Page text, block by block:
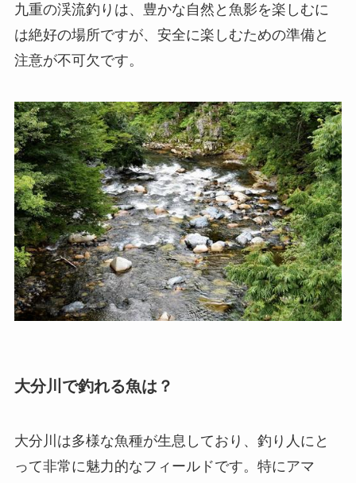
九重の渓流釣りは、豊かな自然と魚影を楽しむに
は絶好の場所ですが、安全に楽しむための準備と
注意が不可欠です。
大分川で釣れる魚は？
大分川は多様な魚種が生息しており、釣り人にと
って非常に魅力的なフィールドです。特にアマ